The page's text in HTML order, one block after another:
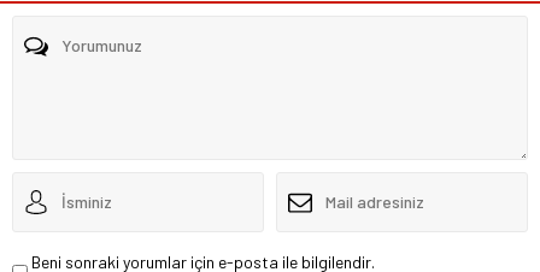
Beni sonraki yorumlar için e-posta ile bilgilendir.